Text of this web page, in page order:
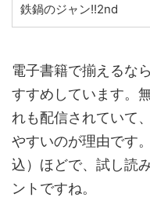
鉄鍋のジャン!!2nd
電子書籍で揃えるな
すすめしています。
れも配信されていて
やすいのが理由です
込）ほどで、試し読
ントですね。